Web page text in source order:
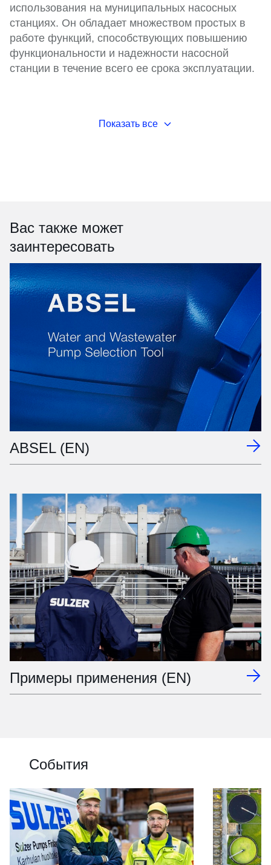
использования на муниципальных насосных
станциях. Он обладает множеством простых в
работе функций, способствующих повышению
функциональности и надежности насосной
станции в течение всего ее срока эксплуатации.
Показать все
Вас также может
заинтересовать
ABSEL (EN)
Примеры применения (EN)
События